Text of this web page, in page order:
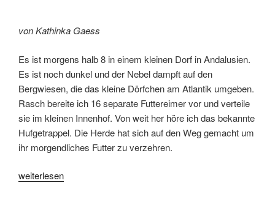
von Kathinka Gaess
Es ist morgens halb 8 in einem kleinen Dorf in Andalusien.
Es ist noch dunkel und der Nebel dampft auf den
Bergwiesen, die das kleine Dörfchen am Atlantik umgeben.
Rasch bereite ich 16 separate Futtereimer vor und verteile
sie im kleinen Innenhof. Von weit her höre ich das bekannte
Hufgetrappel. Die Herde hat sich auf den Weg gemacht um
ihr morgendliches Futter zu verzehren.
„Souverän
weiterlesen